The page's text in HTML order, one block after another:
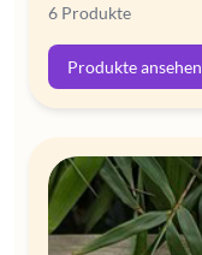
6 Produkte
Produkte ansehen